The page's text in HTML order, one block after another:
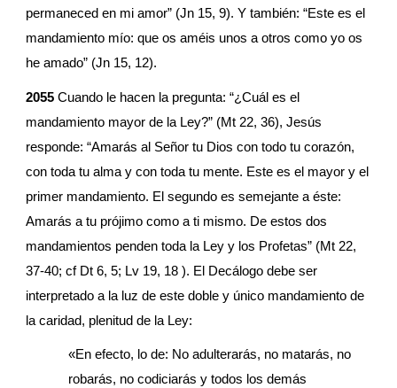
permaneced en mi amor” (Jn 15, 9). Y también: “Este es el
mandamiento mío: que os améis unos a otros como yo os
he amado” (Jn 15, 12).
2055 Cuando le hacen la pregunta: “¿Cuál es el
mandamiento mayor de la Ley?” (Mt 22, 36), Jesús
responde: “Amarás al Señor tu Dios con todo tu corazón,
con toda tu alma y con toda tu mente. Este es el mayor y el
primer mandamiento. El segundo es semejante a éste:
Amarás a tu prójimo como a ti mismo. De estos dos
mandamientos penden toda la Ley y los Profetas” (Mt 22,
37-40; cf Dt 6, 5; Lv 19, 18 ). El Decálogo debe ser
interpretado a la luz de este doble y único mandamiento de
la caridad, plenitud de la Ley:
«En efecto, lo de: No adulterarás, no matarás, no
robarás, no codiciarás y todos los demás